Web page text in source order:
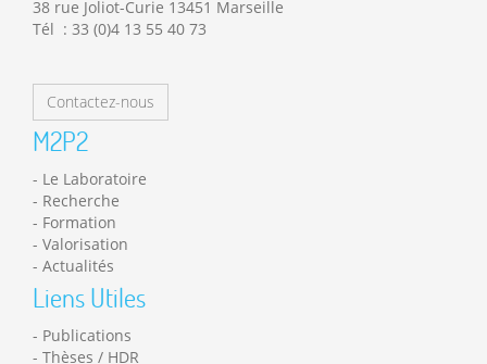
38 rue Joliot-Curie 13451 Marseille
Tél : 33 (0)4 13 55 40 73
Contactez-nous
M2P2
Le Laboratoire
Recherche
Formation
Valorisation
Actualités
Liens Utiles
Publications
Thèses / HDR